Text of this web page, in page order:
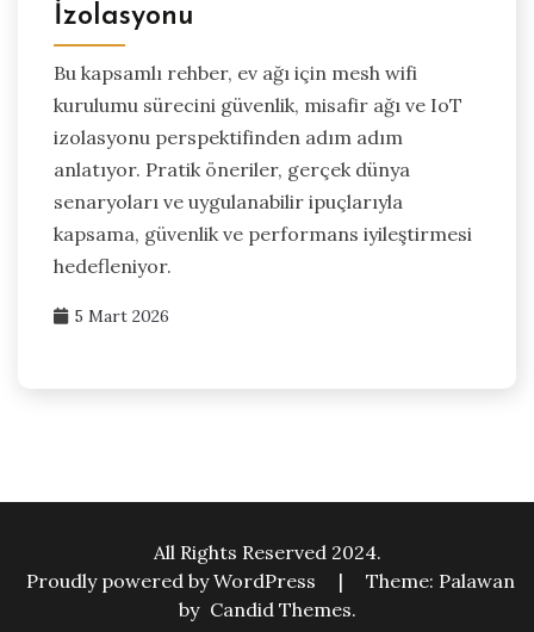
İzolasyonu
Bu kapsamlı rehber, ev ağı için mesh wifi
kurulumu sürecini güvenlik, misafir ağı ve IoT
izolasyonu perspektifinden adım adım
anlatıyor. Pratik öneriler, gerçek dünya
senaryoları ve uygulanabilir ipuçlarıyla
kapsama, güvenlik ve performans iyileştirmesi
hedefleniyor.
5 Mart 2026
All Rights Reserved 2024.
Proudly powered by WordPress
|
Theme: Palawan
by Candid Themes.